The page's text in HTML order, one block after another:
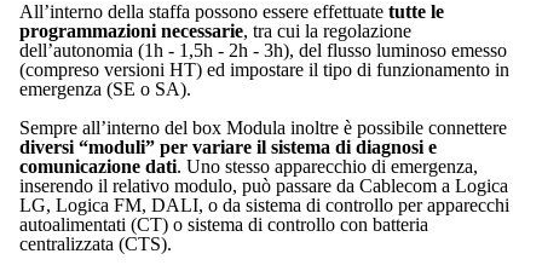
All’interno della staffa possono essere effettuate tutte le
programmazioni necessarie, tra cui la regolazione
dell’autonomia (1h - 1,5h - 2h - 3h), del flusso luminoso emesso
(compreso versioni HT) ed impostare il tipo di funzionamento in
emergenza (SE o SA).
Sempre all’interno del box Modula inoltre è possibile connettere
diversi “moduli” per variare il sistema di diagnosi e
comunicazione dati. Uno stesso apparecchio di emergenza,
inserendo il relativo modulo, può passare da Cablecom a Logica
LG, Logica FM, DALI, o da sistema di controllo per apparecchi
autoalimentati (CT) o sistema di controllo con batteria
centralizzata (CTS).